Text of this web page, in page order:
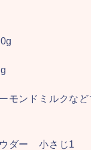
モンドミルクな
ダー 小さじ1